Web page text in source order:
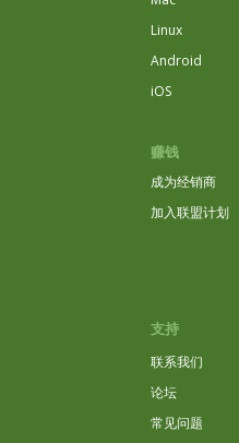
Linux
Android
iOS
赚钱
成为经销商
加入联盟计划
支持
联系我们
论坛
常见问题